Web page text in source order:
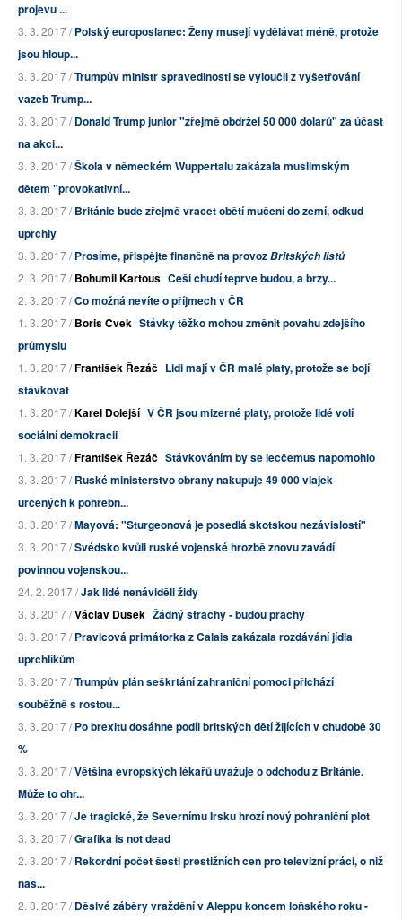
projevu ...
3. 3. 2017 /Polský europoslanec: Ženy musejí vydělávat méně, protože
jsou hloup...
3. 3. 2017 /Trumpův ministr spravedlnosti se vyloučil z vyšetřování
vazeb Trump...
3. 3. 2017 /Donald Trump junior "zřejmě obdržel 50 000 dolarů" za účast
na akci...
3. 3. 2017 /Škola v německém Wuppertalu zakázala muslimským
dětem "provokativní...
3. 3. 2017 /Británie bude zřejmě vracet obětí mučení do zemí, odkud
uprchly
3. 3. 2017 /Prosíme, přispějte finančně na provozBritských listů
2. 3. 2017 /Bohumil Kartous Češi chudí teprve budou, a brzy...
2. 3. 2017 /Co možná nevíte o příjmech v ČR
1. 3. 2017 /Boris Cvek Stávky těžko mohou změnit povahu zdejšího
průmyslu
1. 3. 2017 /František Řezáč Lidi mají v ČR malé platy, protože se bojí
stávkovat
1. 3. 2017 /Karel Dolejší V ČR jsou mizerné platy, protože lidé volí
sociální demokracii
1. 3. 2017 /František Řezáč Stávkováním by se lecčemus napomohlo
3. 3. 2017 /Ruské ministerstvo obrany nakupuje 49 000 vlajek
určených k pohřebn...
3. 3. 2017 /Mayová: "Sturgeonová je posedlá skotskou nezávislostí"
3. 3. 2017 /Švédsko kvůli ruské vojenské hrozbě znovu zavádí
povinnou vojenskou...
24. 2. 2017 /Jak lidé nenáviděli židy
3. 3. 2017 /Václav Dušek Žádný strachy - budou prachy
3. 3. 2017 /Pravicová primátorka z Calais zakázala rozdávání jídla
uprchlíkům
3. 3. 2017 /Trumpův plán seškrtání zahraniční pomoci přichází
souběžně s rostou...
3. 3. 2017 /Po brexitu dosáhne podíl britských dětí žijících v chudobě 30
%
3. 3. 2017 /Většina evropských lékařů uvažuje o odchodu z Británie.
Může to ohr...
3. 3. 2017 /Je tragické, že Severnímu Irsku hrozí nový pohraniční plot
3. 3. 2017 /Grafika is not dead
2. 3. 2017 /Rekordní počet šesti prestižních cen pro televizní práci, o niž
naš...
2. 3. 2017 /Děsivé záběry vraždění v Aleppu koncem loňského roku -